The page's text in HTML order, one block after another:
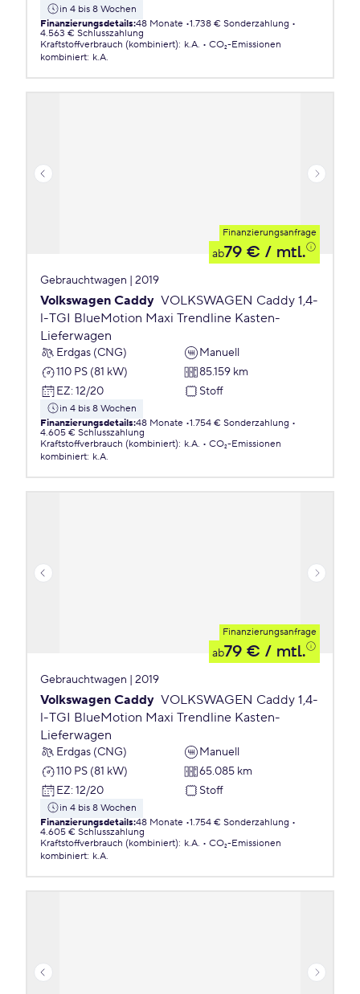
in 4 bis 8 Wochen
Finanzierungsdetails:48 Monate 1.738 € Sonderzahlung
4.563 € Schlusszahlung
Kraftstoffverbrauch (kombiniert): k.A.
CO₂-Emissionen
kombiniert: k.A.
Finanzierungsanfrage
ab79 € / mtl.
Gebrauchtwagen | 2019
Volkswagen Caddy VOLKSWAGEN Caddy 1,4-
l-TGI BlueMotion Maxi Trendline Kasten-
Lieferwagen
Erdgas (CNG)
Manuell
110 PS (81 kW)
85.159 km
EZ: 12/20 Stoff
in 4 bis 8 Wochen
Finanzierungsdetails:48 Monate 1.754 € Sonderzahlung
4.605 € Schlusszahlung
Kraftstoffverbrauch (kombiniert): k.A.
CO₂-Emissionen
kombiniert: k.A.
Finanzierungsanfrage
ab79 € / mtl.
Gebrauchtwagen | 2019
Volkswagen Caddy VOLKSWAGEN Caddy 1,4-
l-TGI BlueMotion Maxi Trendline Kasten-
Lieferwagen
Erdgas (CNG)
Manuell
110 PS (81 kW)
65.085 km
EZ: 12/20 Stoff
in 4 bis 8 Wochen
Finanzierungsdetails:48 Monate 1.754 € Sonderzahlung
4.605 € Schlusszahlung
Kraftstoffverbrauch (kombiniert): k.A.
CO₂-Emissionen
kombiniert: k.A.